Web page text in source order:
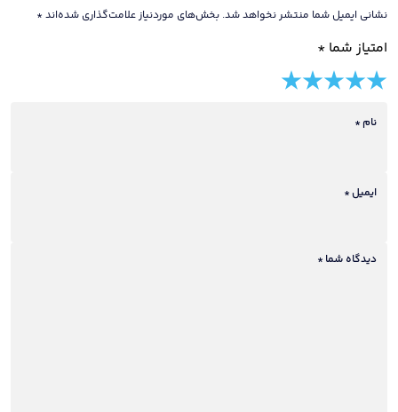
قطعات/
نصب
رایگان
عدد
نشانی ایمیل شما منتشر نخواهد شد. بخش‌های موردنیاز علامت‌گذاری شده‌اند *
امتیاز شما *
1 of
stars
2 of
stars
3 of
4 of
5 of
دیدگاه شما *
نام *
ایمیل *